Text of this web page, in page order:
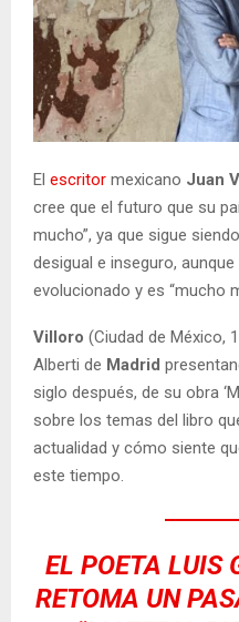
El escritor mexicano Juan
cree que el futuro que su
mucho”, ya que sigue
desigual e inseguro,
evolucionado y es “mucho
Villoro (Ciudad de México,
Alberti de Madrid
siglo después, de su obra
sobre los temas del libro
actualidad y cómo siente
este tiempo.
EL POETA LUIS
RETOMA UN